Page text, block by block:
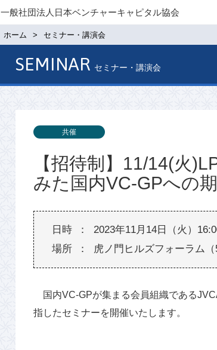
一般社団法人日本ベンチャーキャピタル協会
ホーム セミナー・講演会
SEMINAR セミナー・講演会
共催
【招待制】11/14(火
みた国内VC-GPへの
2023年11月14日（火）
虎ノ門ヒルズフォーラム
国内VC-GPが集まる会員組織である
指したセミナーを開催いたします。